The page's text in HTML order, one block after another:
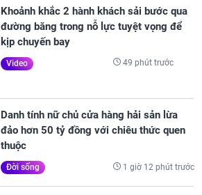
Khoảnh khắc 2 hành khách sải bước qua
đường băng trong nỗ lực tuyệt vọng để
kịp chuyến bay
Video 49 phút trước
Danh tính nữ chủ cửa hàng hải sản lừa
đảo hơn 50 tỷ đồng với chiêu thức quen
thuộc
Đời sống 1 giờ 12 phút trước